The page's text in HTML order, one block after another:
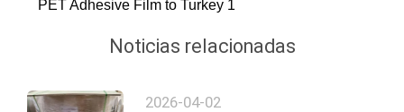
Noticias relacionadas
2026-04-02